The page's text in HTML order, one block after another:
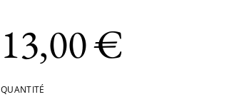
13,00 €
QUANTITÉ